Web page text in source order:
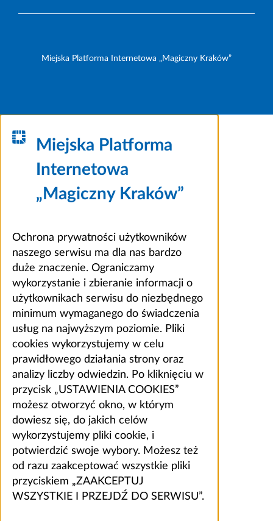
Miejska Platforma Internetowa „Magiczny Kraków”
Miejska Platforma
Internetowa
„Magiczny Kraków”
Ochrona prywatności użytkowników
naszego serwisu ma dla nas bardzo
duże znaczenie. Ograniczamy
wykorzystanie i zbieranie informacji o
użytkownikach serwisu do niezbędnego
minimum wymaganego do świadczenia
usług na najwyższym poziomie. Pliki
cookies wykorzystujemy w celu
prawidłowego działania strony oraz
analizy liczby odwiedzin. Po kliknięciu w
przycisk „USTAWIENIA COOKIES”
możesz otworzyć okno, w którym
dowiesz się, do jakich celów
wykorzystujemy pliki cookie, i
potwierdzić swoje wybory. Możesz też
od razu zaakceptować wszystkie pliki
przyciskiem „ZAAKCEPTUJ
WSZYSTKIE I PRZEJDŹ DO SERWISU”.